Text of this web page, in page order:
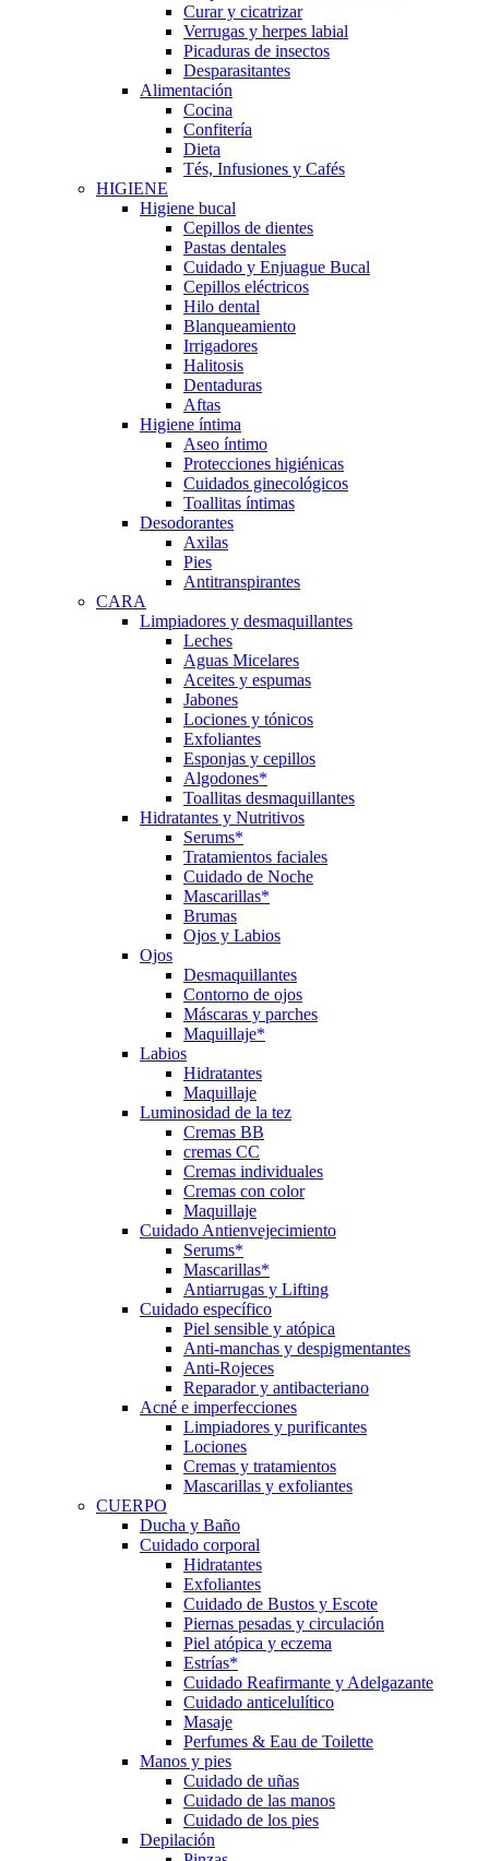
Curar y cicatrizar
Verrugas y herpes labial
Picaduras de insectos
Desparasitantes
Alimentación
Cocina
Confitería
Dieta
Tés, Infusiones y Cafés
HIGIENE
Higiene bucal
Cepillos de dientes
Pastas dentales
Cuidado y Enjuague Bucal
Cepillos eléctricos
Hilo dental
Blanqueamiento
Irrigadores
Halitosis
Dentaduras
Aftas
Higiene íntima
Aseo íntimo
Protecciones higiénicas
Cuidados ginecológicos
Toallitas íntimas
Desodorantes
Axilas
Pies
Antitranspirantes
CARA
Limpiadores y desmaquillantes
Leches
Aguas Micelares
Aceites y espumas
Jabones
Lociones y tónicos
Exfoliantes
Esponjas y cepillos
Algodones*
Toallitas desmaquillantes
Hidratantes y Nutritivos
Serums*
Tratamientos faciales
Cuidado de Noche
Mascarillas*
Brumas
Ojos y Labios
Ojos
Desmaquillantes
Contorno de ojos
Máscaras y parches
Maquillaje*
Labios
Hidratantes
Maquillaje
Luminosidad de la tez
Cremas BB
cremas CC
Cremas individuales
Cremas con color
Maquillaje
Cuidado Antienvejecimiento
Serums*
Mascarillas*
Antiarrugas y Lifting
Cuidado específico
Piel sensible y atópica
Anti-manchas y despigmentantes
Anti-Rojeces
Reparador y antibacteriano
Acné e imperfecciones
Limpiadores y purificantes
Lociones
Cremas y tratamientos
Mascarillas y exfoliantes
CUERPO
Ducha y Baño
Cuidado corporal
Hidratantes
Exfoliantes
Cuidado de Bustos y Escote
Piernas pesadas y circulación
Piel atópica y eczema
Estrías*
Cuidado Reafirmante y Adelgazante
Cuidado anticelulítico
Masaje
Perfumes & Eau de Toilette
Manos y pies
Cuidado de uñas
Cuidado de las manos
Cuidado de los pies
Depilación